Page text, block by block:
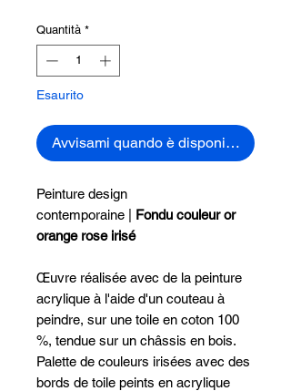
Quantità *
Esaurito
Avvisami quando è disponibile
Peinture design
contemporaine | Fondu couleur or
orange rose irisé
Œuvre réalisée avec de la peinture
acrylique à l'aide d'un couteau à
peindre, sur une toile en coton 100
%, tendue sur un châssis en bois.
Palette de couleurs irisées avec des
bords de toile peints en acrylique